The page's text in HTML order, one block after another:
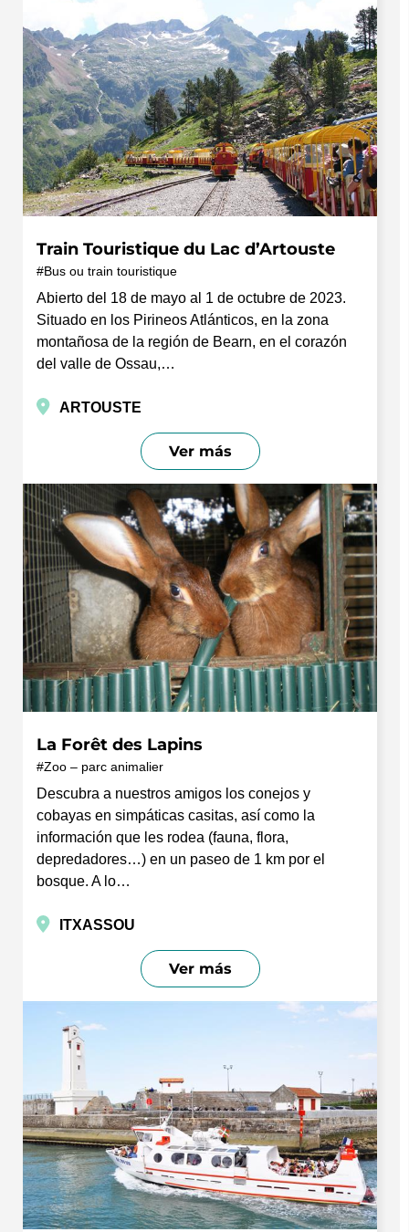
Train Touristique du Lac d’Artouste
Bus ou train touristique
Abierto del 18 de mayo al 1 de octubre de 2023.
Situado en los Pirineos Atlánticos, en la zona
montañosa de la región de Bearn, en el corazón
del valle de Ossau,…
ARTOUSTE
Ver más
La Forêt des Lapins
Zoo – parc animalier
Descubra a nuestros amigos los conejos y
cobayas en simpáticas casitas, así como la
información que les rodea (fauna, flora,
depredadores…) en un paseo de 1 km por el
bosque. A lo…
ITXASSOU
Ver más